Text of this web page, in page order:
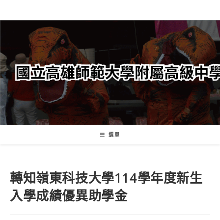
轉
要
內
容
選單
轉知嶺東科技大學114學年度新生
入學成績優異助學金